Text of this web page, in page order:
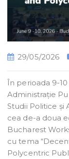
29/05/2026
În perioada 9-
Administrație
Studii Politice și
cea de-a doua
Bucharest
cu tema
Polycentric